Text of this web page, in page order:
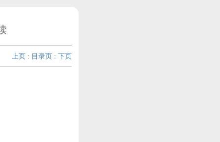
上页 : 目录页 : 下页